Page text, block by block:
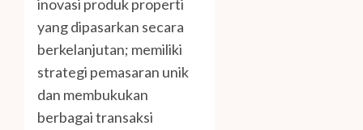
inovasi produk properti
yang dipasarkan secara
berkelanjutan; memiliki
strategi pemasaran unik
dan membukukan
berbagai transaksi